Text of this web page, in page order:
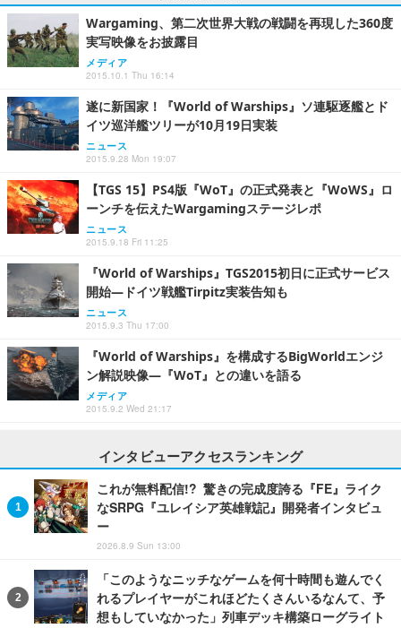
Wargaming、第二次世界大戦の戦闘を再現した360度
実写映像をお披露目
メディア
2015.10.1 Thu 16:14
遂に新国家！『World of Warships』ソ連駆逐艦とド
イツ巡洋艦ツリーが10月19日実装
ニュース
2015.9.28 Mon 19:07
【TGS 15】PS4版『WoT』の正式発表と『WoWS』ロ
ーンチを伝えたWargamingステージレポ
ニュース
2015.9.18 Fri 11:25
『World of Warships』TGS2015初日に正式サービス
開始―ドイツ戦艦Tirpitz実装告知も
ニュース
2015.9.3 Thu 17:00
『World of Warships』を構成するBigWorldエンジ
ン解説映像―『WoT』との違いを語る
メディア
2015.9.2 Wed 21:17
インタビューアクセスランキング
これが無料配信!? 驚きの完成度誇る『FE』ライク
なSRPG『ユレイシア英雄戦記』開発者インタビュ
ー
2026.8.9 Sun 13:00
「このようなニッチなゲームを何十時間も遊んでく
れるプレイヤーがこれほどたくさんいるなんて、予
想もしていなかった」列車デッキ構築ローグライト